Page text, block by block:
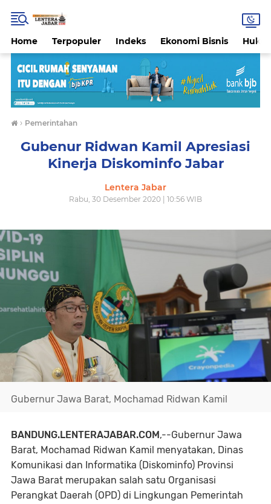
Home Terpopuler Indeks Ekonomi Bisnis
› Pemerintahan
Gubenur Ridwan Kamil Apresiasi
Kinerja Diskominfo Jabar
Lentera Jabar
Rabu, 30 Desember 2020 | 10:56 WIB
Gubernur Jawa Barat, Mochamad Ridwan Kamil
BANDUNG.LENTERAJABAR.COM,--Gubernur Jawa
Barat, Mochamad Ridwan Kamil menyatakan, Dinas
Komunikasi dan Informatika (Diskominfo) Provinsi
Jawa Barat merupakan salah satu Organisasi
Perangkat Daerah (OPD) di Lingkungan Pemerintah